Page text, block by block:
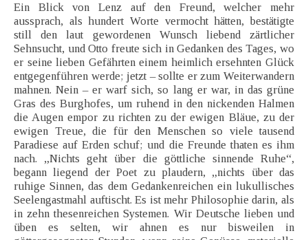
Ein Blick von Lenz auf den Freund, welcher mehr
aussprach, als hundert Worte vermocht hätten, bestätigte
still den laut gewordenen Wunsch liebend zärtlicher
Sehnsucht, und Otto freute sich in Gedanken des Tages, wo
er seine lieben Gefährten einem heimlich ersehnten Glück
entgegenführen werde; jetzt – sollte er zum Weiterwandern
mahnen. Nein – er warf sich, so lang er war, in das grüne
Gras des Burghofes, um ruhend in den nickenden Halmen
die Augen empor zu richten zu der ewigen Bläue, zu der
ewigen Treue, die für den Menschen so viele tausend
Paradiese auf Erden schuf; und die Freunde thaten es ihm
nach. „Nichts geht über die göttliche sinnende Ruhe“,
begann liegend der Poet zu plaudern, „nichts über das
ruhige Sinnen, das dem Gedankenreichen ein lukullisches
Seelengastmahl auftischt. Es ist mehr Philosophie darin, als
in zehn thesenreichen Systemen. Wir Deutsche lieben und
üben es selten, wir ahnen es nur bisweilen in